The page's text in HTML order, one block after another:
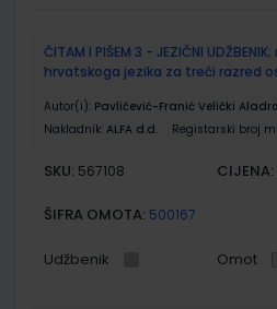
proizvodi
ČITAM I PIŠEM 3 - JEZIČNI
hrvatskoga jezika za treći razred
Autor(i): Pavličević-Franić Velički
Nakladnik: ALFA d.d. Registarski broj
SKU: 567108 CIJENA:
ŠIFRA OMOTA: 500167
Udžbenik Omot